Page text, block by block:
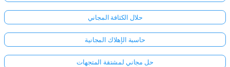
حلال الكثافة المجاني
حاسبة الإهلاك المجانية
حل مجاني لمشتقة المتجهات